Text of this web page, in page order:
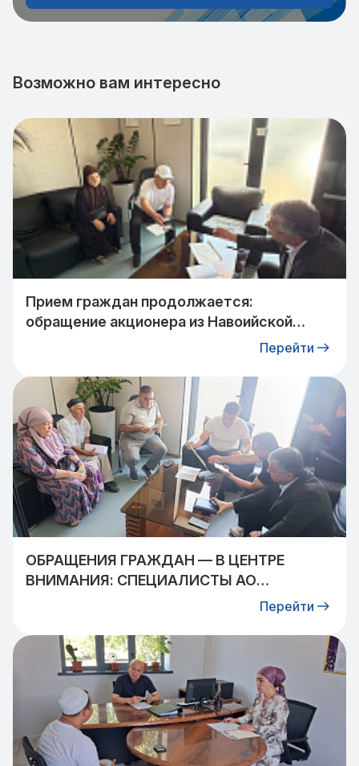
Возможно вам интересно
Прием граждан продолжается:
обращение акционера из Навоийской
Перейти
ОБРАЩЕНИЯ ГРАЖДАН — В ЦЕНТРЕ
ВНИМАНИЯ: СПЕЦИАЛИСТЫ АО
«УЗТРАНСГАЗ» ВСТРЕТИЛИСЬ СПерейти